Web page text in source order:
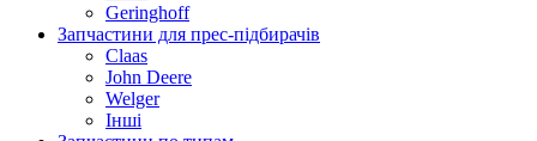
Geringhoff
Запчастини для прес-підбирачів
Claas
John Deere
Welger
Інші